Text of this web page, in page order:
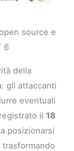
source e
6
della
gli attaccanti
eventuali
il 18
posizionarsi
trasformando